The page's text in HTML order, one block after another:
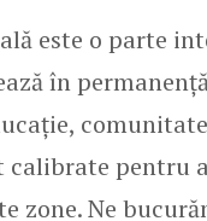
este o parte
în
pentru
zone. Ne